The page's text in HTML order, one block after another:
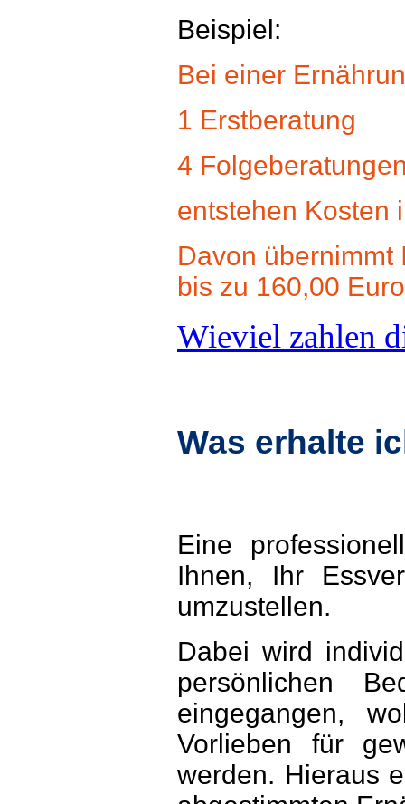
Beispiel:
Bei einer
1 Erstberatung
4
entstehen Kosten
Davon übernimmt
bis zu 160,00
Wieviel zahlen
Was erhalte
Eine
Ihnen, Ihr
umzustellen.
Dabei wird
persönlichen
eingegangen,
Vorlieben für
werden. Hieraus